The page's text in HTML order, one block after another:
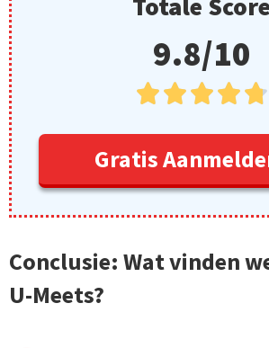
9.8/10

Gratis
Conclusie: Wat vinden
U-Meets?